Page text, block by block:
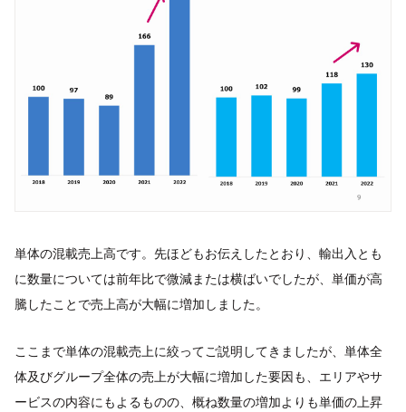
単体の混載売上高です。先ほどもお伝えしたとおり、輸出入とも
に数量については前年比で微減または横ばいでしたが、単価が高
騰したことで売上高が大幅に増加しました。
ここまで単体の混載売上に絞ってご説明してきましたが、単体全
体及びグループ全体の売上が大幅に増加した要因も、エリアやサ
ービスの内容にもよるものの、概ね数量の増加よりも単価の上昇